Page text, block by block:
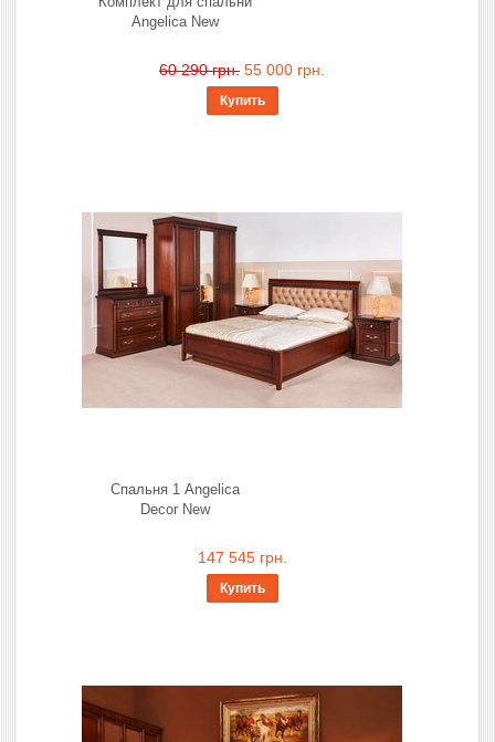
Angelica New
60 290 грн. 55 000 грн.
Купить
Спальня 1 Angelica
Decor New
147 545 грн.
Купить